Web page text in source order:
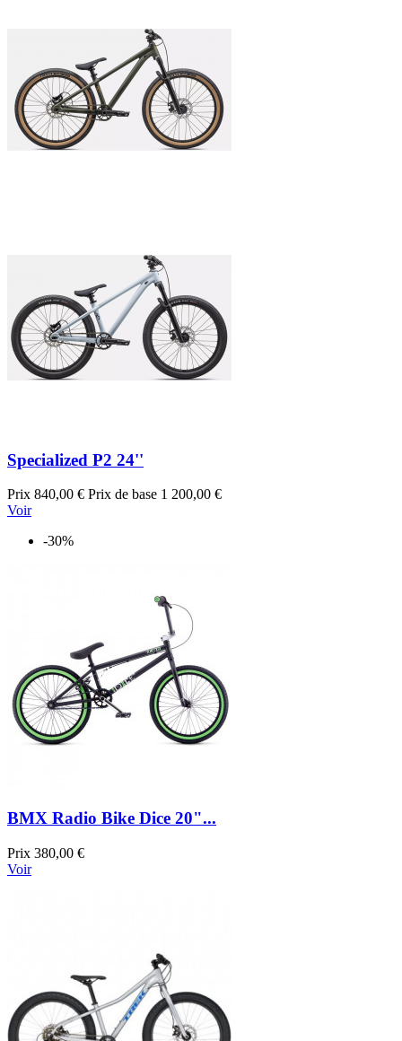
Specialized P2 24''
Prix 840,00 € Prix de base 1 200,00 €
Voir
-30%
BMX Radio Bike Dice 20"...
Prix 380,00 €
Voir